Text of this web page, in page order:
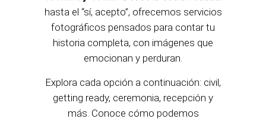
hasta el “sí, acepto”, ofrecemos servicios
fotográficos pensados para contar tu
historia completa, con imágenes que
emocionan y perduran.
Explora cada opción a continuación: civil,
getting ready, ceremonia, recepción y
más. Conoce cómo podemos